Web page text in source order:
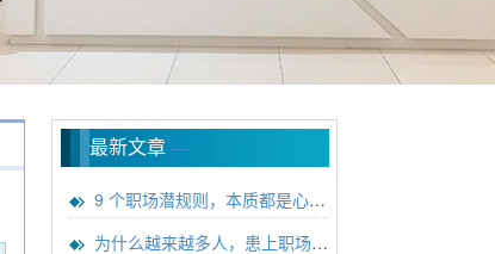
最新文章—
9 个职场潜规则，本质都是心理博
为什么越来越多人，患上职场焦虑